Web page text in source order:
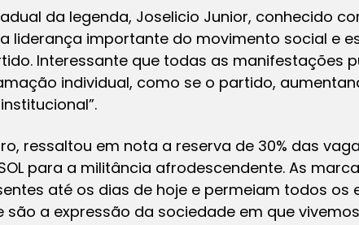
da legenda, Joselicio Junior, conhecido
liderança importante do movimento social e
Interessante que todas as manifestações
individual, como se o partido,
ressaltou em nota a reserva de 30% das
para a militância afrodescendente. As
até os dias de hoje e permeiam todos os
a expressão da sociedade em que